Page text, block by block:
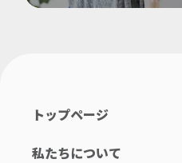
トップページ
私たちについて